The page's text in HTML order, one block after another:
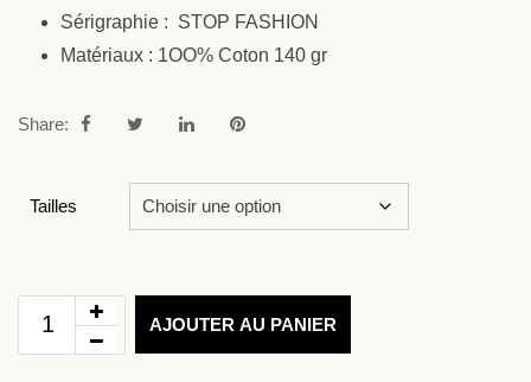
Sérigraphie : STOP FASHION
Matériaux : 1OO% Coton 140 gr
Share:
Tailles
AJOUTER AU PANIER